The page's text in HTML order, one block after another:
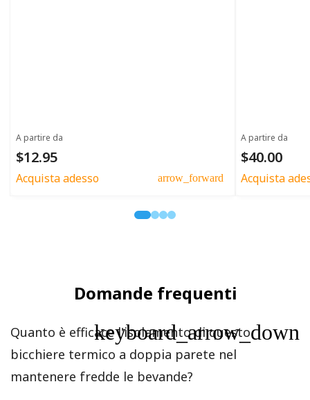
A partire da
$12.95
Acquista adesso arrow_forward
A partire da
$40.00
Acquista
Domande frequenti
Quanto è efficace l'isolamento di questo
bicchiere termico a doppia parete nel
mantenere fredde le bevande?
keyboard_arrow_down